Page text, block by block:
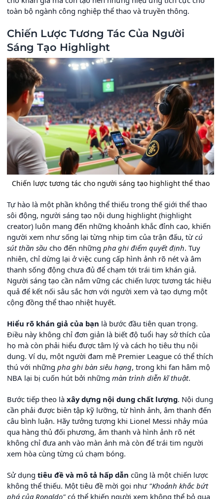
toàn bộ ngành công nghiệp thể thao và truyền thông.
Chiến Lược Tương Tác Của Người
Sáng Tạo Highlight
Chiến lược tương tác cho người sáng tạo highlight thể thao
Tự hào là một phần không thể thiếu trong thế giới thể thao
sôi động, người sáng tạo nội dung highlight (highlight
creator) luôn mang đến những khoảnh khắc đỉnh cao, khiến
người xem như sống lại từng nhịp tim của trận đấu, từcú
sút thần sầu cho đến những pha ghi điểm quyết định. Tuy
nhiên, chỉ dừng lại ở việc cung cấp hình ảnh rõ nét và âm
thanh sống động chưa đủ để chạm tới trái tim khán giả.
Người sáng tạo cần nắm vững các chiến lược tương tác hiệu
quả để kết nối sâu sắc hơn với người xem và tạo dựng một
cộng đồng thể thao nhiệt huyết.
Hiểu rõ khán giả của bạn là bước đầu tiên quan trọng.
Điều này không chỉ đơn giản là biết độ tuổi hay sở thích của
họ mà còn phải hiểu được tâm lý và cách họ tiêu thụ nội
dung. Ví dụ, một người đam mê Premier League có thể thích
thú với những pha ghi bàn siêu hạng, trong khi fan hâm mộ
NBA lại bị cuốn hút bởi những màn trình diễn kĩ thuật.
Bước tiếp theo là xây dựng nội dung chất lượng. Nội dung
cần phải được biên tập kỹ lưỡng, từ hình ảnh, âm thanh đến
câu bình luận. Hãy tưởng tượng khi Lionel Messi nhảy múa
qua hàng thủ đối phương, âm thanh và hình ảnh rõ nét
không chỉ đưa anh vào màn ảnh mà còn để trái tim người
xem hòa cùng từng cú chạm bóng.
Sử dụng tiêu đề và mô tả hấp dẫn cũng là một chiến lược
không thể thiếu. Một tiêu đề mời gọi như "Khoảnh khắc bứt
phá của Ronaldo" có thể khiến người xem không thể bỏ qua